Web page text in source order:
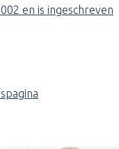
en is ingeschreven